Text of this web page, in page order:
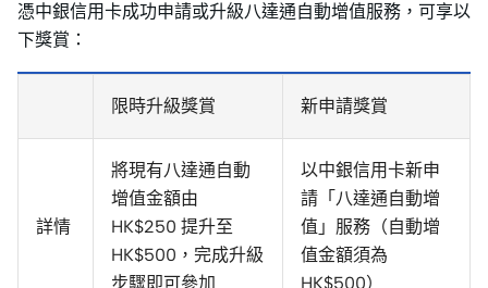
憑中銀信用卡成功申請或升級八達通自動增值服務，可享以
下獎賞：
限時升級獎賞 新申請獎賞
詳情
將現有八達通自動
增值金額由
HK$250 提升至
HK$500，完成升級
步驟即可參加
以中銀信用卡新申
請「八達通自動增
值」服務（自動增
值金額須為
HK$500）